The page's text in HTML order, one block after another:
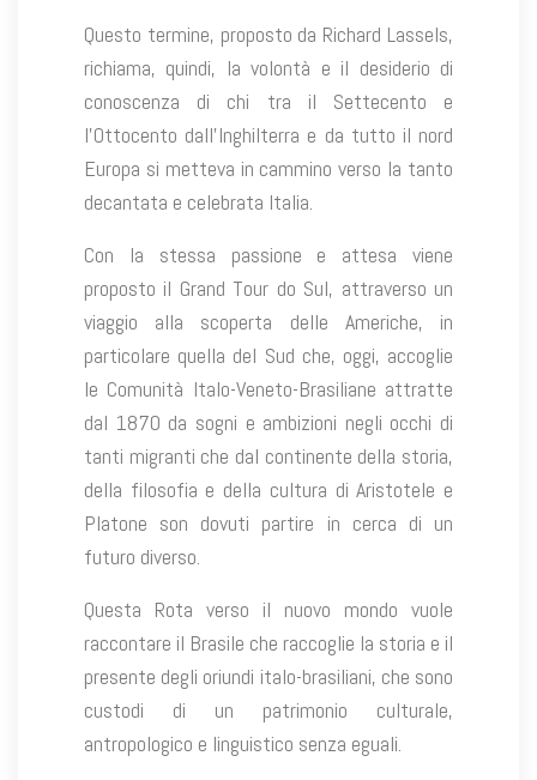
Questo termine, proposto da Richard Lassels,
richiama, quindi, la volontà e il desiderio di
conoscenza di chi tra il Settecento e
l’Ottocento dall’Inghilterra e da tutto il nord
Europa si metteva in cammino verso la tanto
decantata e celebrata Italia.
Con la stessa passione e attesa viene
proposto il Grand Tour do Sul, attraverso un
viaggio alla scoperta delle Americhe, in
particolare quella del Sud che, oggi, accoglie
le Comunità Italo-Veneto-Brasiliane attratte
dal 1870 da sogni e ambizioni negli occhi di
tanti migranti che dal continente della storia,
della filosofia e della cultura di Aristotele e
Platone son dovuti partire in cerca di un
futuro diverso.
Questa Rota verso il nuovo mondo vuole
raccontare il Brasile che raccoglie la storia e il
presente degli oriundi italo-brasiliani, che sono
custodi di un patrimonio culturale,
antropologico e linguistico senza eguali.